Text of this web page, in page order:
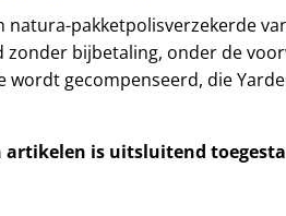
natura-pakketpolisverzekerde
bijbetaling, onder de
wordt gecompenseerd, die
is uitsluitend